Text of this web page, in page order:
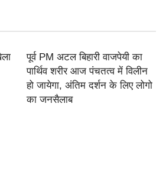
पूर्व PM अटल बिहारी वाजपेयी का
पार्थिव शरीर आज पंचतत्व में विलीन
हो जायेगा, अंतिम दर्शन के लिए लोगो
का जनसैलाब